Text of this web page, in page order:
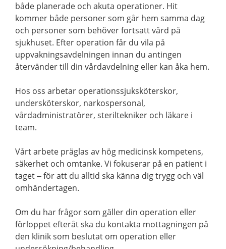
både planerade och akuta operationer. Hit
kommer både personer som går hem samma dag
och personer som behöver fortsatt vård på
sjukhuset. Efter operation får du vila på
uppvakningsavdelningen innan du antingen
återvänder till din vårdavdelning eller kan åka hem.
Hos oss arbetar operationssjuksköterskor,
undersköterskor, narkospersonal,
vårdadministratörer, steriltekniker och läkare i
team.
Vårt arbete präglas av hög medicinsk kompetens,
säkerhet och omtanke. Vi fokuserar på en patient i
taget – för att du alltid ska känna dig trygg och väl
omhändertagen.
Om du har frågor som gäller din operation eller
förloppet efteråt ska du kontakta mottagningen på
den klinik som beslutat om operation eller